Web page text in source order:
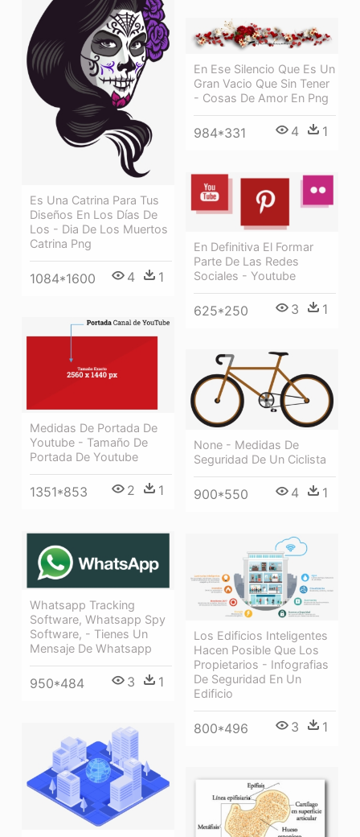
Es Una Catrina Para Tus
Diseños En Los Días De
Los - Dia De Los Muertos
Catrina Png
1084*1600 4 1
En Ese Silencio Que Es Un
Gran Vacio Que Sin Tener
- Cosas De Amor En Png
984*331 4 1
En Definitiva El Formar
Parte De Las Redes
Sociales - Youtube
625*250 3 1
Medidas De Portada De
Youtube - Tamaño De
Portada De Youtube
1351*853 2 1
None - Medidas De
Seguridad De Un Ciclista
900*550 4 1
Whatsapp Tracking
Software, Whatsapp Spy
Software, - Tienes Un
Mensaje De Whatsapp
950*484 3 1
Los Edificios Inteligentes
Hacen Posible Que Los
Propietarios - Infografias
De Seguridad En Un
Edificio
800*496 3 1